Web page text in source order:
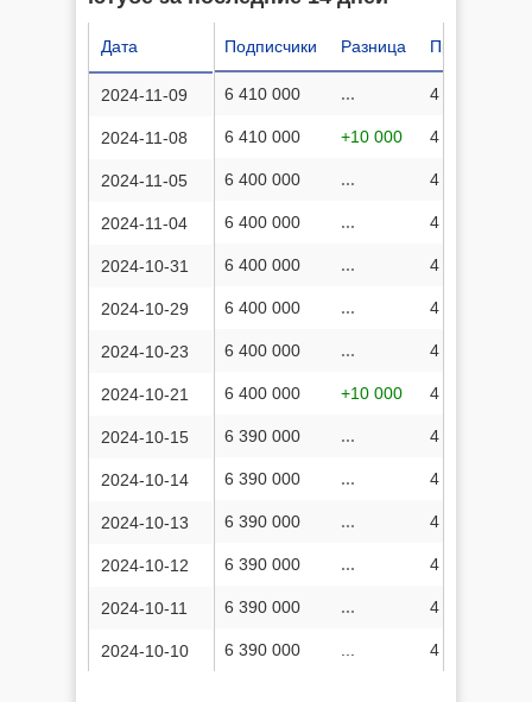
Подписчики Разница Просмотров
6 410 000 ... 4 741 099
6 410 000 +10 000 4 739 711
6 400 000 ... 4 735 701
6 400 000 ... 4 734 193
6 400 000 ... 4 727 841
6 400 000 ... 4 725 003
6 400 000 ... 4 715 687
6 400 000 +10 000 4 712 652
6 390 000 ... 4 703 413
6 390 000 ... 4 701 826
6 390 000 ... 4 699 989
6 390 000 ... 4 698 293
6 390 000 ... 4 696 558
6 390 000 4 695 024
Дата
2024-11-09
2024-11-08
2024-11-05
2024-11-04
2024-10-31
2024-10-29
2024-10-23
2024-10-21
2024-10-15
2024-10-14
2024-10-13
2024-10-12
2024-10-11
2024-10-10